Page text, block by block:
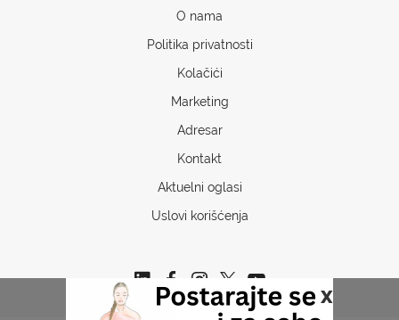
x
O nama
Politika privatnosti
Kolačići
Marketing
Adresar
Kontakt
Aktuelni oglasi
Uslovi korišćenja